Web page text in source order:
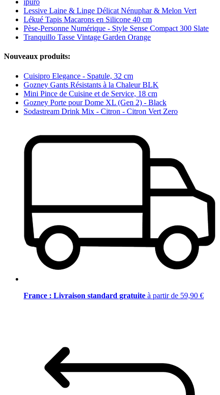
ipuro
Lessive Laine & Linge Délicat Nénuphar & Melon Vert
Lékué Tapis Macarons en Silicone 40 cm
Pèse-Personne Numérique - Style Sense Compact 300 Slate
Tranquillo Tasse Vintage Garden Orange
Nouveaux produits:
Cuisipro Elegance - Spatule, 32 cm
Gozney Gants Résistants à la Chaleur BLK
Mini Pince de Cuisine et de Service, 18 cm
Gozney Porte pour Dome XL (Gen 2) - Black
Sodastream Drink Mix - Citron - Citron Vert Zero
France : Livraison standard gratuite à partir de 59,90 €